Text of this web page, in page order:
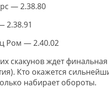
— 2.38.80
2.38.91
Ром — 2.40.02
скакунов ждет
Кто окажется
набирает обороты.